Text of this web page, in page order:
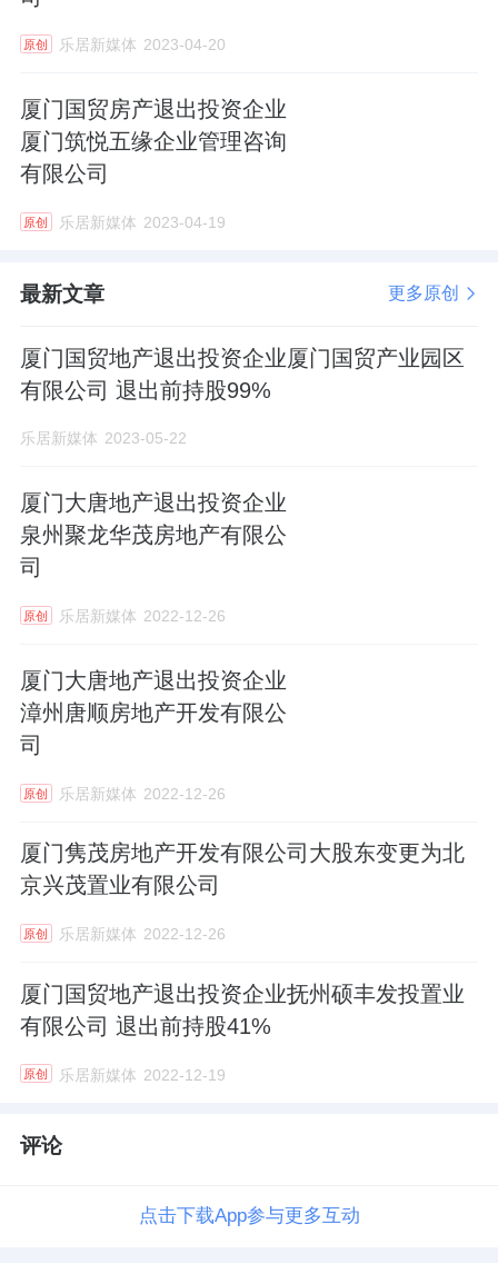
原创 乐居新媒体 2023-04-20
厦门国贸房产退出投资企业
厦门筑悦五缘企业管理咨询
有限公司
原创 乐居新媒体 2023-04-19
最新文章 更多原创
厦门国贸地产退出投资企业厦门国贸产业园区
有限公司 退出前持股99%
乐居新媒体 2023-05-22
厦门大唐地产退出投资企业
泉州聚龙华茂房地产有限公
司
原创 乐居新媒体 2022-12-26
厦门大唐地产退出投资企业
漳州唐顺房地产开发有限公
司
原创 乐居新媒体 2022-12-26
厦门隽茂房地产开发有限公司大股东变更为北
京兴茂置业有限公司
原创 乐居新媒体 2022-12-26
厦门国贸地产退出投资企业抚州硕丰发投置业
有限公司 退出前持股41%
原创 乐居新媒体 2022-12-19
评论
点击下载App参与更多互动